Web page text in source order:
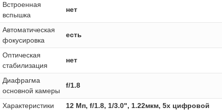
Встроенная
вспышка
нет
Автоматическая
фокусировка
есть
Оптическая
стабилизация
нет
Диафрагма
основной камеры
f/1.8
Характеристики
12 Мп, f/1.8, 1/3.0", 1.22мкм, 5x цифровой